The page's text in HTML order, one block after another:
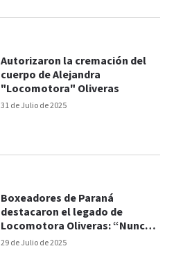
31 de Julio de 2025
Autorizaron la cremación del
cuerpo de Alejandra
"Locomotora" Oliveras
29 de Julio de 2025
Boxeadores de Paraná
destacaron el legado de
Locomotora Oliveras: “Nunca
se va a morir el mensaje que